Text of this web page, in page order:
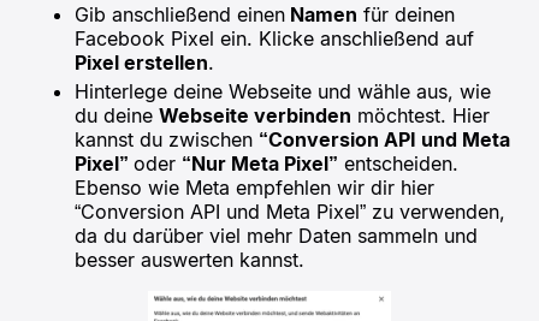
Gib anschließend einen Namen für deinen
Facebook Pixel ein. Klicke anschließend auf
Pixel erstellen.
Hinterlege deine Webseite und wähle aus, wie
du deineWebseite verbinden möchtest. Hier
kannst du zwischen “Conversion API und Meta
Pixel”oder “Nur Meta Pixel” entscheiden.
Ebenso wie Meta empfehlen wir dir hier
“Conversion API und Meta Pixel” zu verwenden,
da du darüber viel mehr Daten sammeln und
besser auswerten kannst.